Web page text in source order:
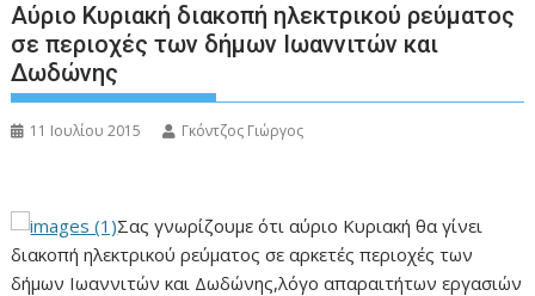
Αύριο Κυριακή διακοπή ηλεκτρικού ρεύματος
σε περιοχές των δήμων Ιωαννιτών και
Δωδώνης
11 Ιουλίου 2015 Γκόντζος Γιώργος
Σας γνωρίζουμε ότι αύριο Κυριακή θα γίνει
διακοπή ηλεκτρικού ρεύματος σε αρκετές περιοχές των
δήμων Ιωαννιτών και Δωδώνης,λόγο απαραιτήτων εργασιών